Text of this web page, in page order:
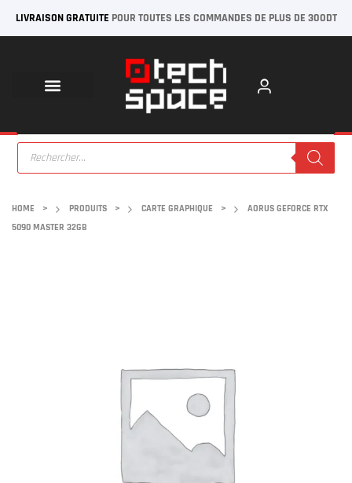
LIVRAISON GRATUITE POUR TOUTES LES COMMANDES DE PLUS DE 300DT
HOME > PRODUITS > CARTE GRAPHIQUE >
AORUS GEFORCE RTX
5090 MASTER 32GB